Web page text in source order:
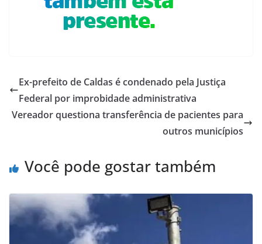
Ex-prefeito de Caldas é condenado pela Justiça
Federal por improbidade administrativa
Vereador questiona transferência de pacientes para
outros municípios
Você pode gostar também